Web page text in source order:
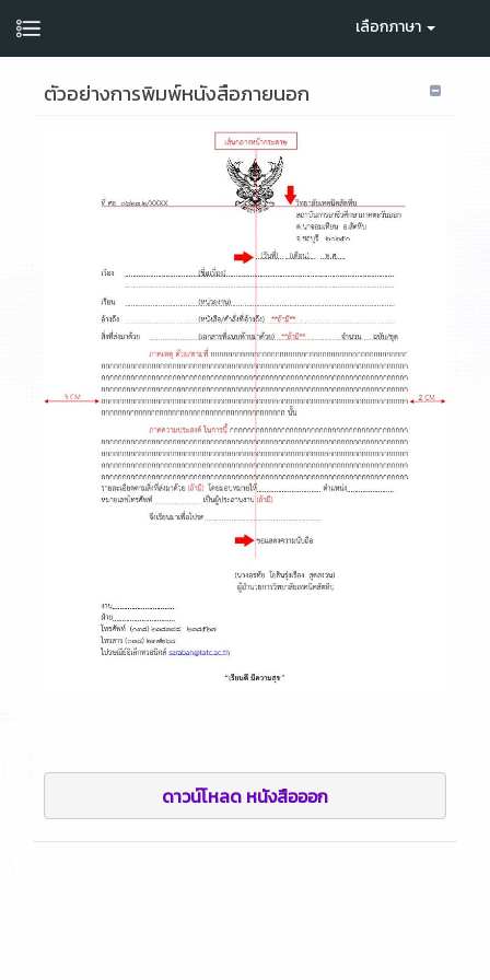
เลือกภาษา
ตัวอย่างการพิมพ์หนังสือภายนอก
ดาวน์โหลด หนังสือออก